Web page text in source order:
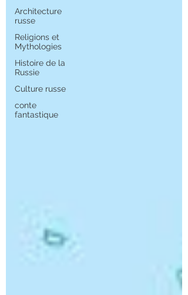
Architecture
russe
Religions et
Mythologies
Histoire de la
Russie
Culture russe
conte
fantastique